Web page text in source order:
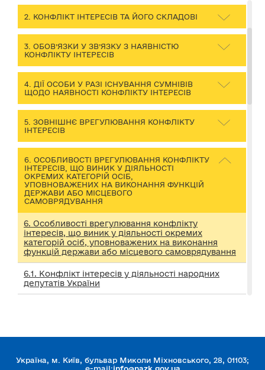
2. КОНФЛІКТ ІНТЕРЕСІВ ТА ЙОГО СКЛАДОВІ
3. ОБОВ’ЯЗКИ У ЗВ’ЯЗКУ З НАЯВНІСТЮ
КОНФЛІКТУ ІНТЕРЕСІВ
4. ДІЇ ОСОБИ У РАЗІ ІСНУВАННЯ СУМНІВІВ
ЩОДО НАЯВНОСТІ КОНФЛІКТУ ІНТЕРЕСІВ
5. ЗОВНІШНЄ ВРЕГУЛЮВАННЯ КОНФЛІКТУ
ІНТЕРЕСІВ
6. ОСОБЛИВОСТІ ВРЕГУЛЮВАННЯ КОНФЛІКТУ
ІНТЕРЕСІВ, ЩО ВИНИК У ДІЯЛЬНОСТІ
ОКРЕМИХ КАТЕГОРІЙ ОСІБ,
УПОВНОВАЖЕНИХ НА ВИКОНАННЯ ФУНКЦІЙ
ДЕРЖАВИ АБО МІСЦЕВОГО
САМОВРЯДУВАННЯ
6. Особливості врегулювання конфлікту
інтересів, що виник у діяльності окремих
категорій осіб, уповноважених на виконання
функцій держави або місцевого самоврядування
6.1. Конфлікт інтересів у діяльності народних
депутатів України
реалізації повноважень одноособово
Україна, м. Київ, бульвар Миколи Міхновського, 28, 01103;
e-mail:info@nazk.gov.ua